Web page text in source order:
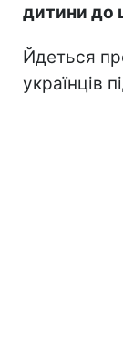
дитини до
Йдеться
українців